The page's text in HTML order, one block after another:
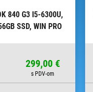
840 G3 I5-6300U,
SSD, WIN PRO
299,00 €